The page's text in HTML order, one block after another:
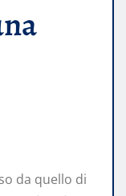
da quello di